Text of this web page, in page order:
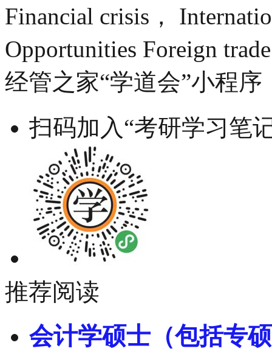
Financial crisis，
Opportunities Foreign
经管之家“学道会”小程序
扫码加入“考研学习笔
推荐阅读
会计学硕士（包括专